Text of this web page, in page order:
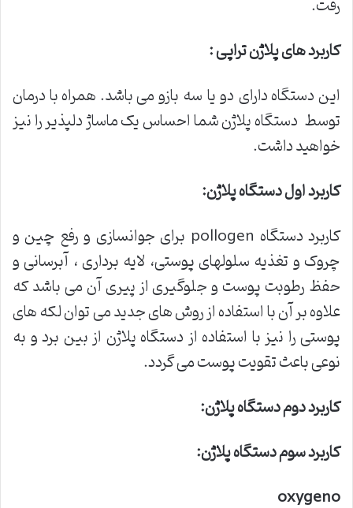
کاربرد های پلاژن تراپی:
این دستگاه دارای دو یا سه بازو می باشد. همراه با درمان
توسط دستگاه پلاژن شما احساس یک ماساژ دلپذیر را نیز
خواهید داشت.
کاربرد اول دستگاه پلاژن:
کاربرد دستگاه pollogen برای جوانسازی و رفع چین و
چروک و تغذیه سلولهای پوستی، لایه برداری ، آبرسانی و
حفظ رطوبت پوست و جلوگیری از پیری آن می باشد که
علاوه بر آن با استفاده از روش های جدید می توان لکه های
پوستی را نیز با استفاده از دستگاه پلاژن از بین برد و به
نوعی باعث تقویت پوست می گردد.
کاربرد دوم دستگاه پلاژن:
کاربرد سوم دستگاه پلاژن:
oxygeno